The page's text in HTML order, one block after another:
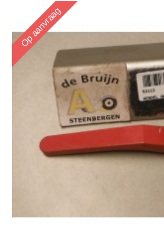
Op aanvraag